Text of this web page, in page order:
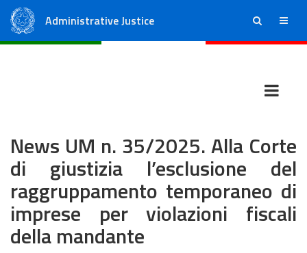
Administrative Justice ricerca menu
News UM n. 35/2025. Alla Corte
di giustizia l’esclusione del
raggruppamento temporaneo di
imprese per violazioni fiscali
della mandante